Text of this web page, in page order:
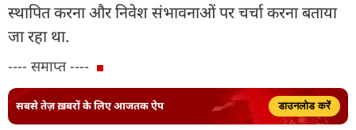
स्थापित करना और निवेश संभावनाओं पर चर्चा करना बताया
जा रहा था.
---- समाप्त ----
सबसे तेज़ ख़बरों के लिए आजतक ऐप डाउनलोड करें